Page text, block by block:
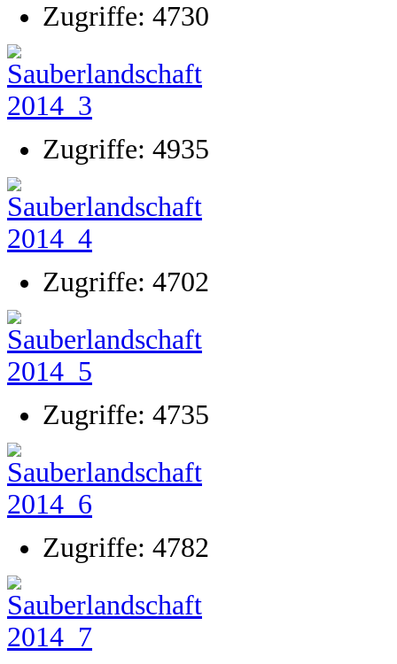
Zugriffe: 4730
Zugriffe: 4935
Zugriffe: 4702
Zugriffe: 4735
Zugriffe: 4782